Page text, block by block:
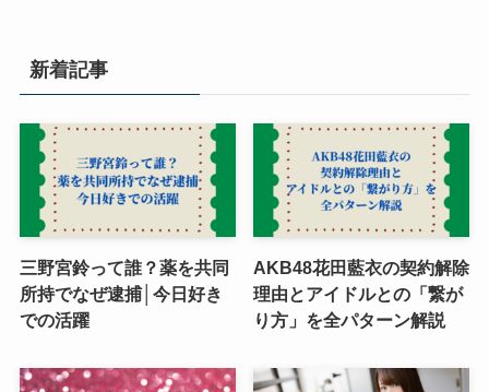
新着記事
三野宮鈴って誰？薬を共同
所持でなぜ逮捕│今日好き
での活躍
AKB48花田藍衣の契約解除
理由とアイドルとの「繋が
り方」を全パターン解説